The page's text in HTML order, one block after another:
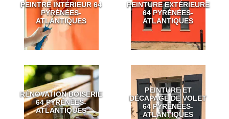
PEINTRE INTÉRIEUR 64
PYRÉNÉES-
ATLANTIQUES
PEINTURE EXTÉRIEURE
64 PYRÉNÉES-
ATLANTIQUES
RÉNOVATION BOISERIE
64 PYRÉNÉES-
ATLANTIQUES
PEINTURE ET
DÉCAPAGE DE VOLET
64 PYRÉNÉES-
ATLANTIQUES